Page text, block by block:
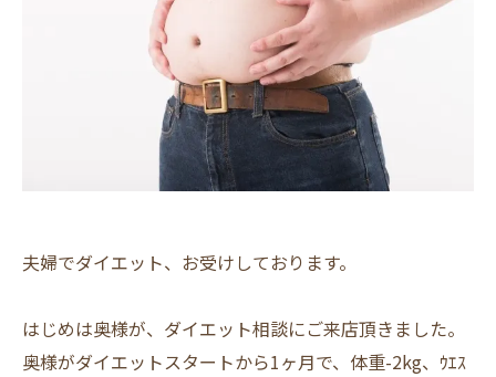
夫婦でダイエット、お受けしております。
はじめは奥様が、ダイエット相談にご来店頂きました。
奥様がダイエットスタートから1ヶ月で、体重-2kg、ｳｴｽ